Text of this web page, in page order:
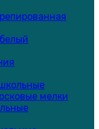
мелки